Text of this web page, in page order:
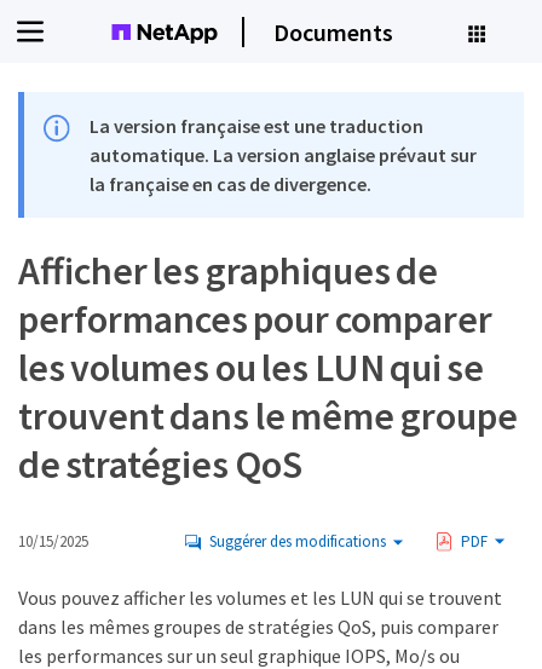
Documents
La version française est une traduction
automatique. La version anglaise prévaut sur
la française en cas de divergence.
Afficher les graphiques de
performances pour comparer
les volumes ou les LUN qui se
trouvent dans le même groupe
de stratégies QoS
10/15/2025 Suggérer des modifications PDF
Vous pouvez afficher les volumes et les LUN qui se trouvent
dans les mêmes groupes de stratégies QoS, puis comparer
les performances sur un seul graphique IOPS, Mo/s ou